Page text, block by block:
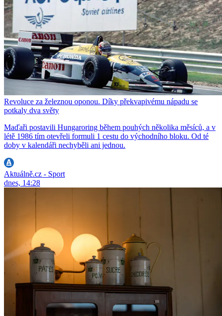
Revoluce za železnou oponou. Díky překvapivému nápadu se
potkaly dva světy
Maďaři postavili Hungaroring během pouhých několika měsíců, a v
létě 1986 tím otevřeli formuli 1 cestu do východního bloku. Od té
doby v kalendáři nechyběli ani jednou.
Aktuálně.cz - Sport
dnes, 14:28